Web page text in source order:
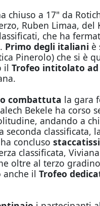
chiuso a 17" da
Ruben Limaa, del
che ha
Primo degli italiani è
Pinerolo) che si è
il Trofeo intitolato ad
combattuta la gara
Bekele ha corso
andando a
seconda classificata,
concluso
classificata,
oltre al terzo
anche il Trofeo